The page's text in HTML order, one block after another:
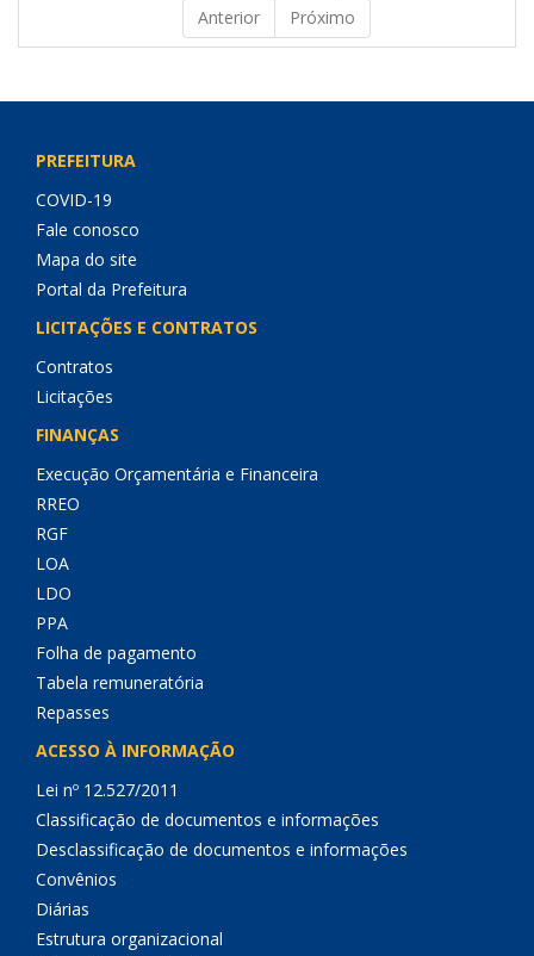
Anterior
Próximo
PREFEITURA
COVID-19
Fale conosco
Mapa do site
Portal da Prefeitura
LICITAÇÕES E CONTRATOS
Contratos
Licitações
FINANÇAS
Execução Orçamentária e Financeira
RREO
RGF
LOA
LDO
PPA
Folha de pagamento
Tabela remuneratória
Repasses
ACESSO À INFORMAÇÃO
Lei nº 12.527/2011
Classificação de documentos e informações
Desclassificação de documentos e informações
Convênios
Diárias
Estrutura organizacional